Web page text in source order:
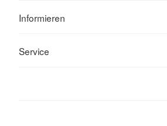
Informieren
Service